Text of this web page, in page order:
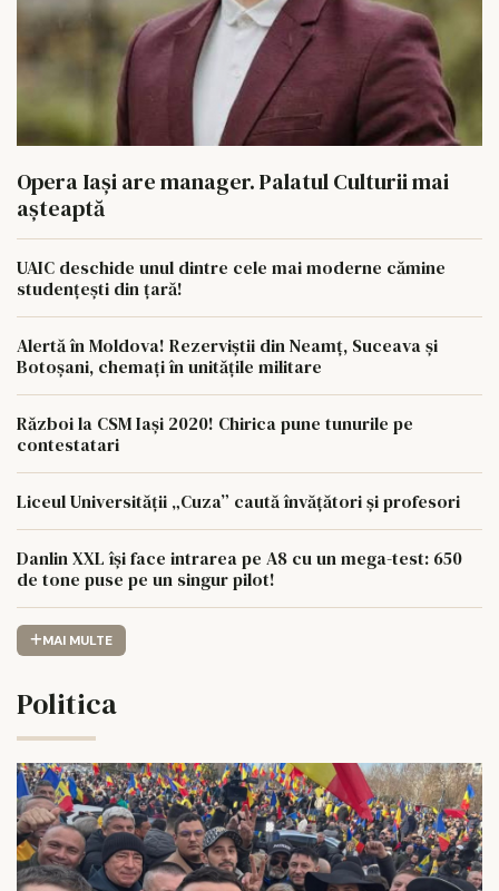
Opera Iași are manager. Palatul Culturii mai
așteaptă
UAIC deschide unul dintre cele mai moderne cămine
studențești din țară!
Alertă în Moldova! Rezerviștii din Neamț, Suceava și
Botoșani, chemați în unitățile militare
Război la CSM Iași 2020! Chirica pune tunurile pe
contestatari
Liceul Universității „Cuza” caută învățători și profesori
Danlin XXL își face intrarea pe A8 cu un mega-test: 650
de tone puse pe un singur pilot!
MAI MULTE
Politica